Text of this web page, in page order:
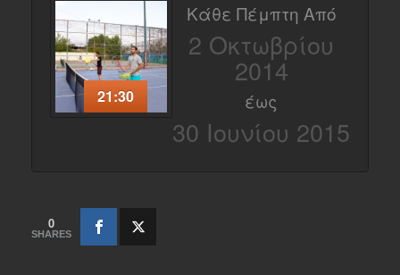
21:30
Κάθε Πέμπτη Από
2 Οκτωβρίου
2014
έως
30 Ιουνίου 2015
0
SHARES